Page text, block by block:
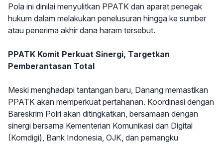
Pola ini dinilai menyulitkan PPATK dan aparat penegak
hukum dalam melakukan penelusuran hingga ke sumber
atau penerima akhir dana haram tersebut.
PPATK Komit Perkuat Sinergi, Targetkan
Pemberantasan Total
Meski menghadapi tantangan baru, Danang memastikan
PPATK akan memperkuat pertahanan. Koordinasi dengan
Bareskrim Polri akan ditingkatkan, bersamaan dengan
sinergi bersama Kementerian Komunikasi dan Digital
(Komdigi), Bank Indonesia, OJK, dan pemangku